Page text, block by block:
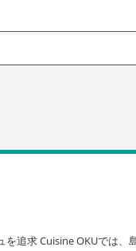
追求 Cuisine OKUでは